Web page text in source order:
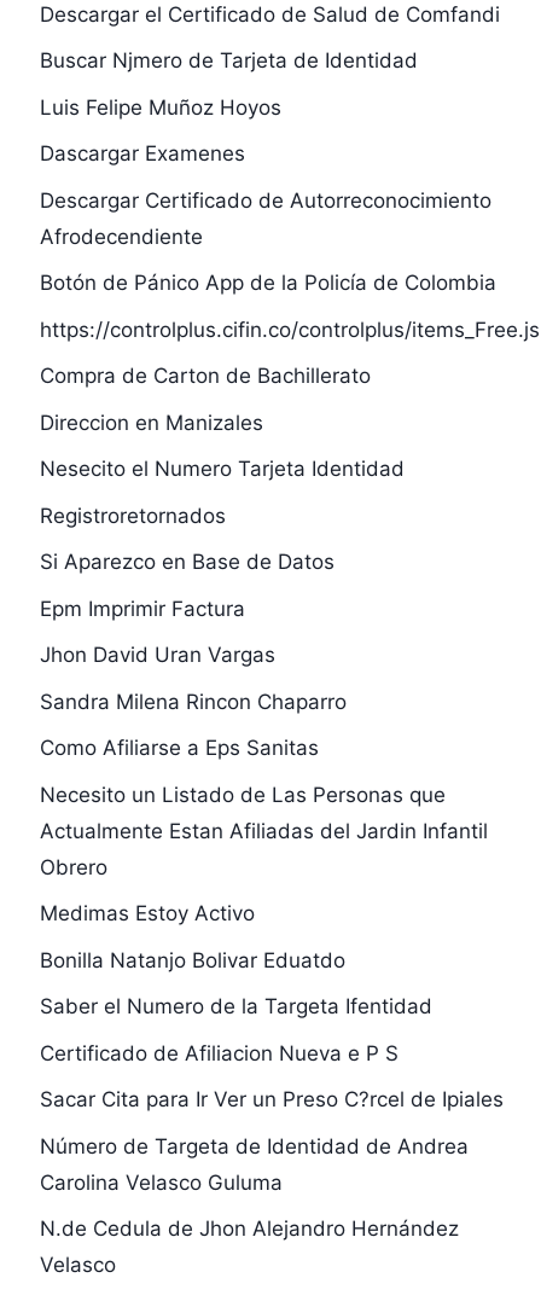
Descargar el Certificado de Salud de Comfandi
Buscar Njmero de Tarjeta de Identidad
Luis Felipe Muñoz Hoyos
Dascargar Examenes
Descargar Certificado de Autorreconocimiento
Afrodecendiente
Botón de Pánico App de la Policía de Colombia
https://controlplus.cifin.co/controlplus/
Compra de Carton de Bachillerato
Direccion en Manizales
Nesecito el Numero Tarjeta Identidad
Registroretornados
Si Aparezco en Base de Datos
Epm Imprimir Factura
Jhon David Uran Vargas
Sandra Milena Rincon Chaparro
Como Afiliarse a Eps Sanitas
Necesito un Listado de Las Personas que
Actualmente Estan Afiliadas del Jardin Infantil
Obrero
Medimas Estoy Activo
Bonilla Natanjo Bolivar Eduatdo
Saber el Numero de la Targeta Ifentidad
Certificado de Afiliacion Nueva e P S
Sacar Cita para Ir Ver un Preso C?rcel de Ipiales
Número de Targeta de Identidad de Andrea
Carolina Velasco Guluma
N.de Cedula de Jhon Alejandro Hernández
Velasco